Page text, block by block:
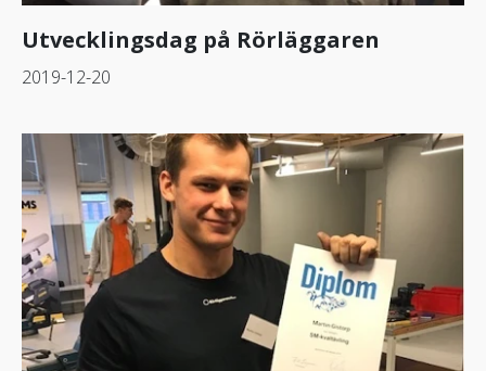
Utvecklingsdag på Rörläggaren
2019-12-20